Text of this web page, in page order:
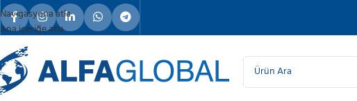
Navigasyona atla
Ana içeriğe atla